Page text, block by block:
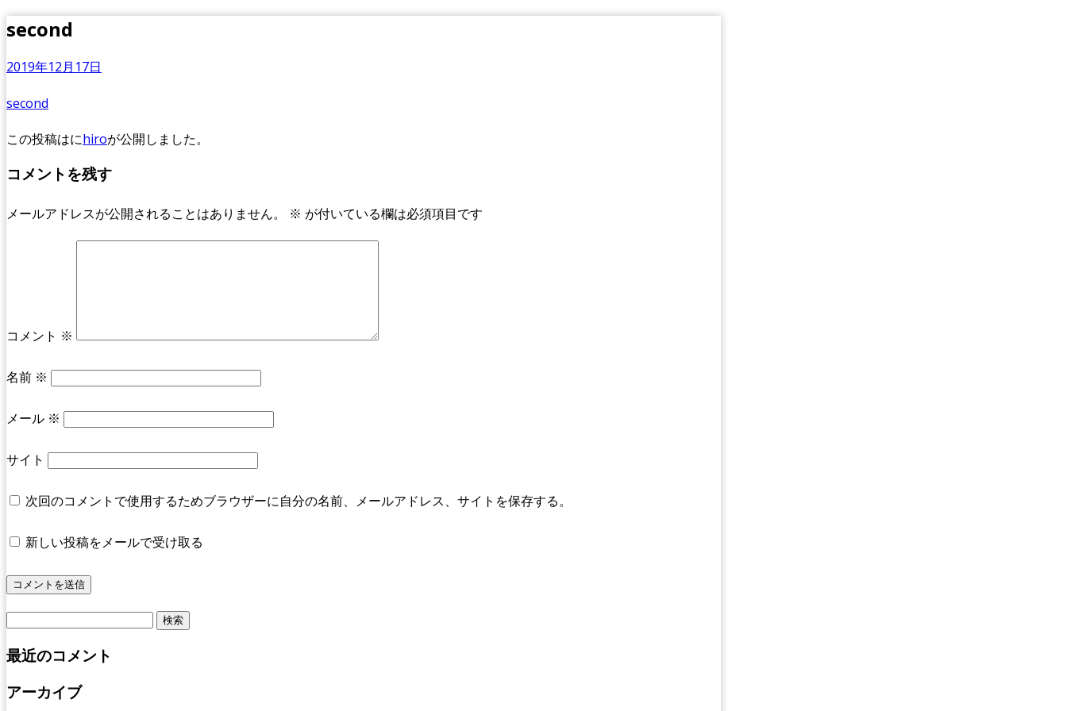
second
2019年12月17日
second
この投稿はにhiroが公開しました。
コメントを残す
メールアドレスが公開されることはありません。 ※ が付いている欄は必須項目です
コメント ※
名前 ※
メール ※
サイト
次回のコメントで使用するためブラウザーに自分の名前、メールアドレス、サイトを保存する。
新しい投稿をメールで受け取る
検
最近のコメント
アーカイブ